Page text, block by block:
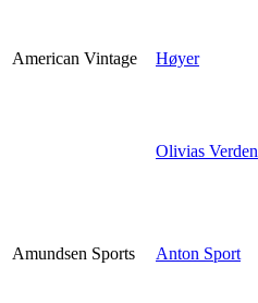
American Vintage Høyer
Olivias Verden
Amundsen Sports Anton Sport